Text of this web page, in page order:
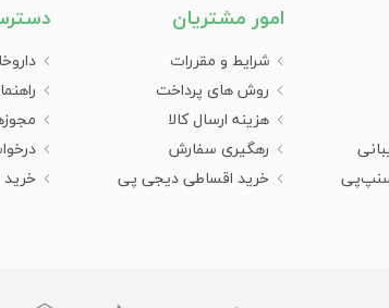
با‌کیفیت، طول عمر بالا و عملکردی مطمئن در
تسکین دردهای دوره‌ای، کاهش اسپاسم‌ها و
پارچه‌ای مزین به نقوش متنوع پوشانده شده‌اند. از
امور مشتریان
شرایط و مقررات
روش های پرداخت
هزینه ارسال کالا
رهگیری سفارش
خرید اقساطی دیجی پی